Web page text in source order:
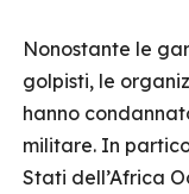
Nonostante le
golpisti, le
hanno
militare. In
Stati dell’Africa